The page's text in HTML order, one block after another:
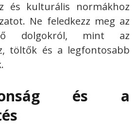
és kulturális normákhoz
Ne feledkezz meg az
dolgokról, mint az
töltők és a legfontosabb
és a